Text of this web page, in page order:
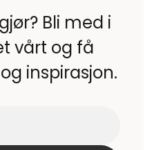
Bli med i
vårt og få
inspirasjon.